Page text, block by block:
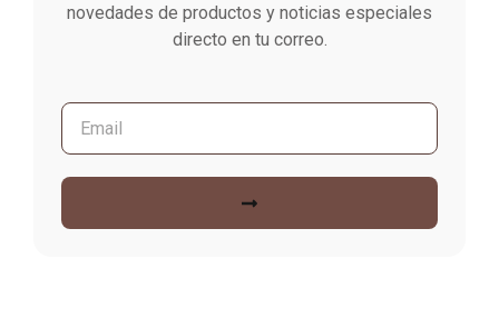
novedades de productos y noticias especiales
directo en tu correo.